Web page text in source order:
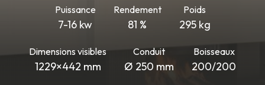
Puissance
7-16 kw
Rendement
81 %
Poids
295 kg
Dimensions visibles
1229×442 mm
Conduit
Ø 250 mm
Boisseaux
200/200